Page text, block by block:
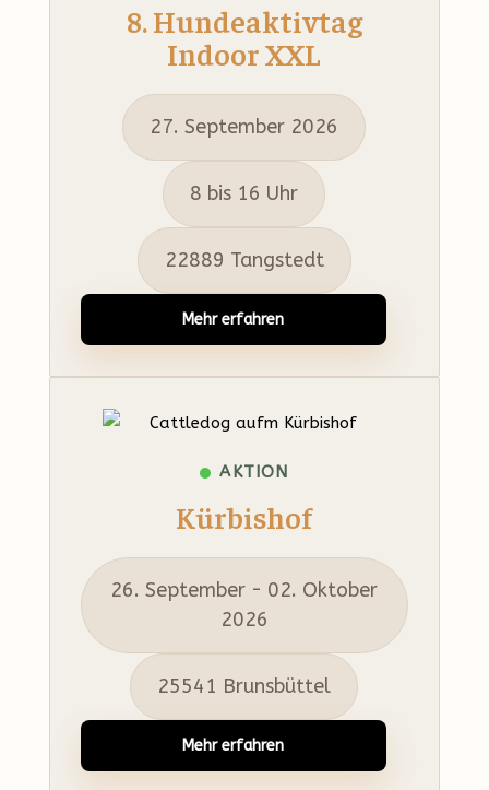
8. Hundeaktivtag
Indoor XXL
27. September 2026
8 bis 16 Uhr
22889 Tangstedt
Mehr erfahren
AKTION
Kürbishof
26. September - 02. Oktober
2026
25541 Brunsbüttel
Mehr erfahren